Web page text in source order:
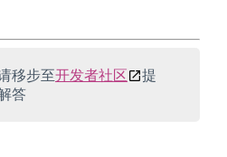
移步至开发者社区
提
答